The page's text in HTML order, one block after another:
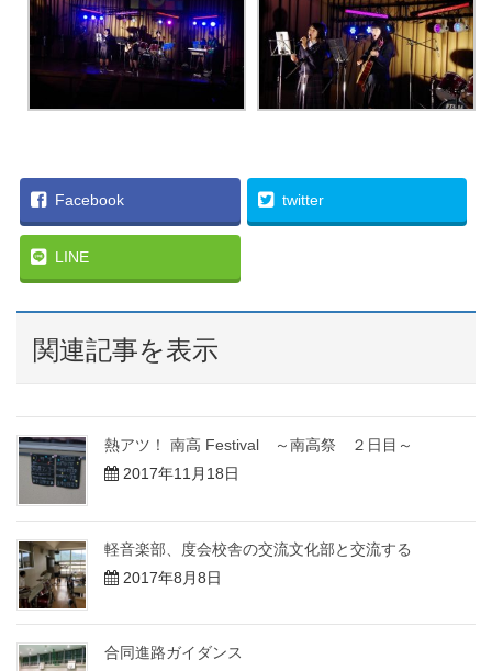
Facebook twitter
LINE
関連記事を表示
熱アツ！ 南高 Festival ～南高祭 ２日目～
2017年11月18日
軽音楽部、度会校舎の交流文化部と交流する
2017年8月8日
合同進路ガイダンス